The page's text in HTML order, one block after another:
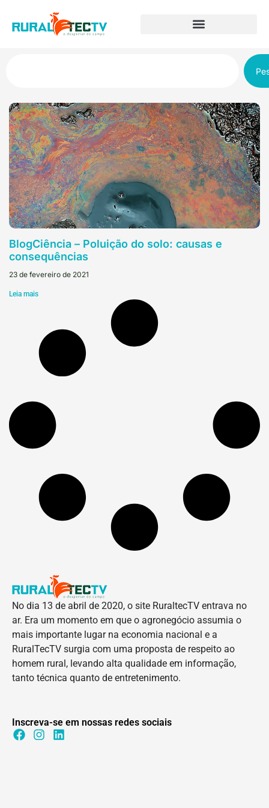
BlogCiência – Poluição do solo: causas e
consequências
23 de fevereiro de 2021
Leia mais
No dia 13 de abril de 2020, o site RuraltecTV entrava no
ar. Era um momento em que o agronegócio assumia o
mais importante lugar na economia nacional e a
RuralTecTV surgia com uma proposta de respeito ao
homem rural, levando alta qualidade em informação,
tanto técnica quanto de entretenimento.
Inscreva-se em nossas redes sociais